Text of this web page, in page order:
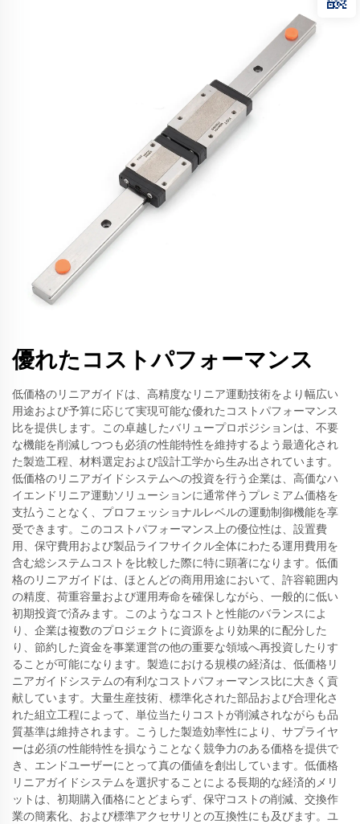
優れたコストパフォーマンス
低価格のリニアガイドは、高精度なリニア運動技術をより幅広い
用途および予算に応じて実現可能な優れたコストパフォーマンス
比を提供します。この卓越したバリュープロポジションは、不要
な機能を削減しつつも必須の性能特性を維持するよう最適化され
た製造工程、材料選定および設計工学から生み出されています。
低価格のリニアガイドシステムへの投資を行う企業は、高価なハ
イエンドリニア運動ソリューションに通常伴うプレミアム価格を
支払うことなく、プロフェッショナルレベルの運動制御機能を享
受できます。このコストパフォーマンス上の優位性は、設置費
用、保守費用および製品ライフサイクル全体にわたる運用費用を
含む総システムコストを比較した際に特に顕著になります。低価
格のリニアガイドは、ほとんどの商用用途において、許容範囲内
の精度、荷重容量および運用寿命を確保しながら、一般的に低い
初期投資で済みます。このようなコストと性能のバランスによ
り、企業は複数のプロジェクトに資源をより効果的に配分した
り、節約した資金を事業運営の他の重要な領域へ再投資したりす
ることが可能になります。製造における規模の経済は、低価格リ
ニアガイドシステムの有利なコストパフォーマンス比に大きく貢
献しています。大量生産技術、標準化された部品および合理化さ
れた組立工程によって、単位当たりコストが削減されながらも品
質基準は維持されます。こうした製造効率性により、サプライヤ
ーは必須の性能特性を損なうことなく競争力のある価格を提供で
き、エンドユーザーにとって真の価値を創出しています。低価格
リニアガイドシステムを選択することによる長期的な経済的メリ
ットは、初期購入価格にとどまらず、保守コストの削減、交換作
業の簡素化、および標準アクセサリとの互換性にも及びます。ユ